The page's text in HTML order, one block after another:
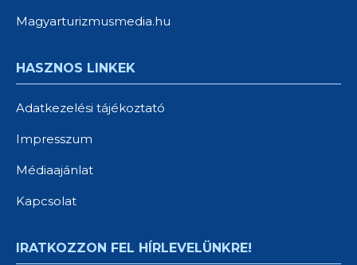
Magyarturizmusmedia.hu
HASZNOS LINKEK
Adatkezelési tájékoztató
Impresszum
Médiaajánlat
Kapcsolat
IRATKOZZON FEL HÍRLEVELÜNKRE!